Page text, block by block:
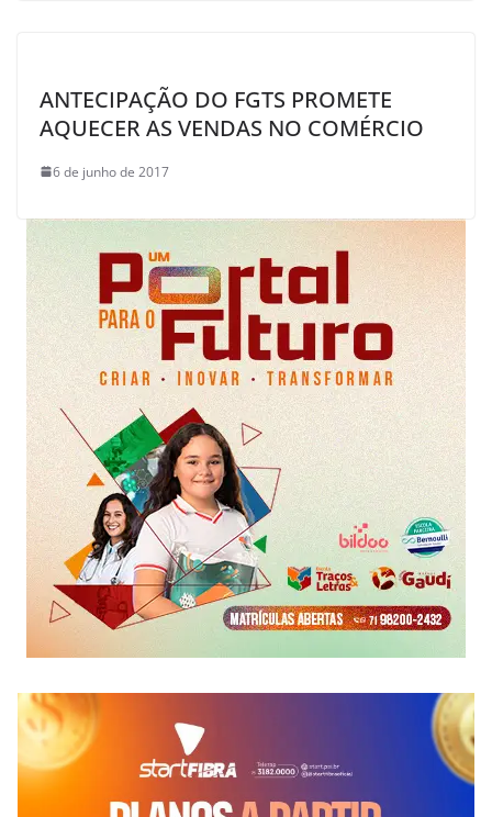
ANTECIPAÇÃO DO FGTS PROMETE
AQUECER AS VENDAS NO COMÉRCIO
6 de junho de 2017